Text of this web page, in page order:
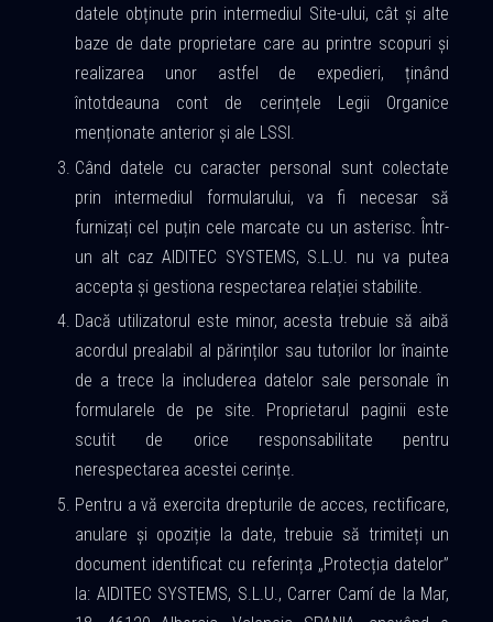
datele obținute prin intermediul Site-ului, cât și alte
baze de date proprietare care au printre scopuri și
realizarea unor astfel de expedieri, ținând
întotdeauna cont de cerințele Legii Organice
menționate anterior și ale LSSI.
Când datele cu caracter personal sunt colectate
prin intermediul formularului, va fi necesar să
furnizați cel puțin cele marcate cu un asterisc. Într-
un alt caz AIDITEC SYSTEMS, S.L.U. nu va putea
accepta și gestiona respectarea relației stabilite.
Dacă utilizatorul este minor, acesta trebuie să aibă
acordul prealabil al părinților sau tutorilor lor înainte
de a trece la includerea datelor sale personale în
formularele de pe site. Proprietarul paginii este
scutit de orice responsabilitate pentru
nerespectarea acestei cerințe.
Pentru a vă exercita drepturile de acces, rectificare,
anulare și opoziție la date, trebuie să trimiteți un
document identificat cu referința „Protecția datelor”
la: AIDITEC SYSTEMS, S.L.U., Carrer Camí de la Mar,